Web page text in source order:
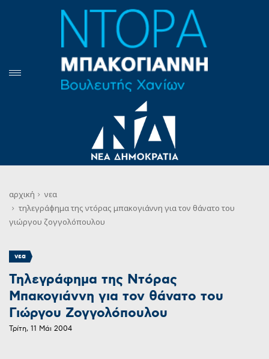
αρχική
νεα
τηλεγράφημα της ντόρας μπακογιάννη για τον θάνατο του
γιώργου ζογγολόπουλου
νεα
Τηλεγράφημα της Ντόρας
Μπακογιάννη για τον θάνατο του
Γιώργου Ζογγολόπουλου
Τρίτη, 11 Μάι 2004